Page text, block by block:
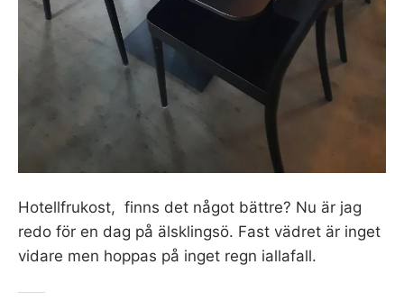
Hotellfrukost, finns det något bättre? Nu är jag
redo för en dag på älsklingsö. Fast vädret är inget
vidare men hoppas på inget regn iallafall.